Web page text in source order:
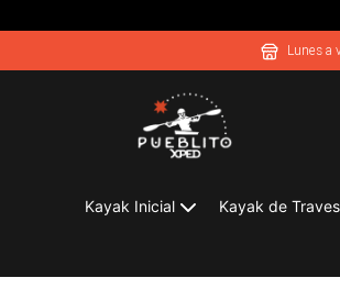
Lunes a
Kayak Inicial Kayak de